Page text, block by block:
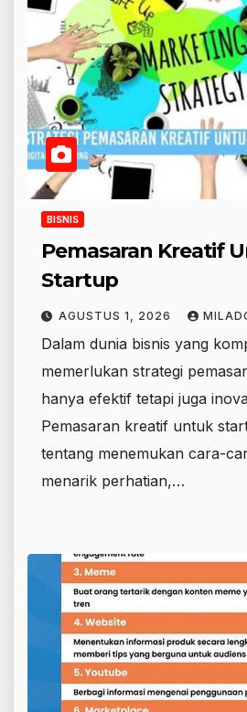
BISNIS
Pemasaran Kreatif
Startup
AGUSTUS 1, 2026
Dalam dunia bisnis yang
memerlukan strategi
hanya efektif tetapi juga
Pemasaran kreatif untuk
tentang menemukan cara-
menarik perhatian,…